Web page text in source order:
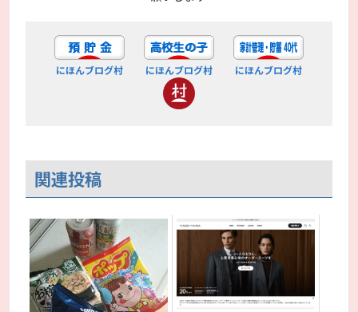
にほんブログ村 にほんブログ村 にほんブログ村
関連投稿